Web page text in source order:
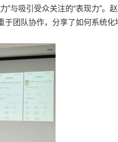
吸引受众关注的“表现力”。
团队协作，分享了如何系统